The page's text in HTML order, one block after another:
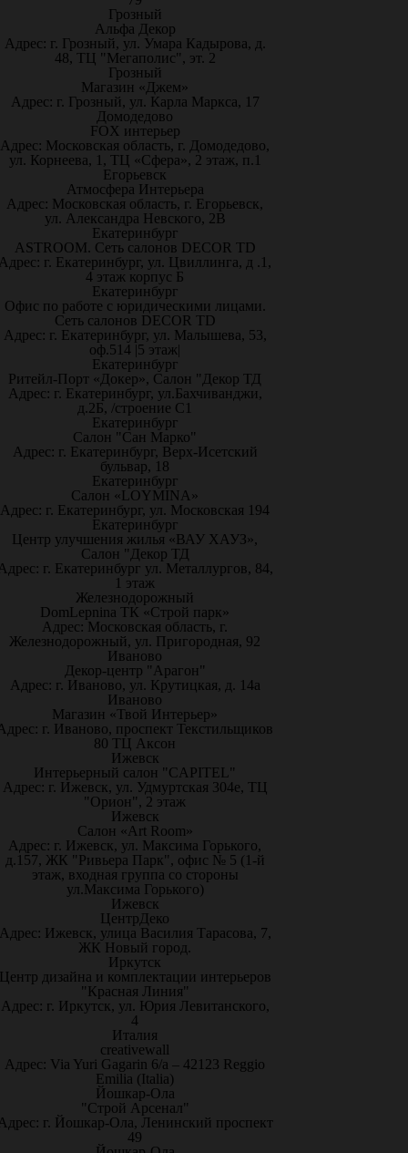
Грозный
Альфа Декор
Адрес: г. Грозный, ул. Умара Кадырова, д.
48, ТЦ "Мегаполис", эт. 2
Грозный
Магазин «Джем»
Адрес: г. Грозный, ул. Карла Маркса, 17
Домодедово
FOX интерьер
Адрес: Московская область, г. Домодедово,
ул. Корнеева, 1, ТЦ «Сфера», 2 этаж, п.1
Егорьевск
Атмосфера Интерьера
Адрес: Московская область, г. Егорьевск,
ул. Александра Невского, 2В
Екатеринбург
ASTROOM. Сеть салонов DECOR TD
г. Екатеринбург, ул. Цвиллинга, д .1,
4 этаж корпус Б
Екатеринбург
Офис по работе с юридическими лицами.
Сеть салонов DECOR TD
Адрес: г. Екатеринбург, ул. Малышева, 53,
оф.514 |5 этаж|
Екатеринбург
Ритейл-Порт «Докер», Салон "Декор ТД
Адрес: г. Екатеринбург, ул.Бахчиванджи,
д.2Б, /строение С1
Екатеринбург
Салон "Сан Марко"
Адрес: г. Екатеринбург, Верх-Исетский
бульвар, 18
Екатеринбург
Салон «LOYMINA»
Адрес: г. Екатеринбург, ул. Московская 194
Екатеринбург
Центр улучшения жилья «ВАУ ХАУЗ»,
Салон "Декор ТД
г. Екатеринбург ул. Металлургов, 84,
1 этаж
Железнодорожный
DomLepnina ТК «Строй парк»
Адрес: Московская область, г.
Железнодорожный, ул. Пригородная, 92
Иваново
Декор-центр "Арагон"
Адрес: г. Иваново, ул. Крутицкая, д. 14а
Иваново
Магазин «Твой Интерьер»
г. Иваново, проспект Текстильщиков
80 ТЦ Аксон
Ижевск
Интерьерный салон "CAPITEL"
Адрес: г. Ижевск, ул. Удмуртская 304е, ТЦ
"Орион", 2 этаж
Ижевск
Салон «Art Room»
Адрес: г. Ижевск, ул. Максима Горького,
д.157, ЖК "Ривьера Парк", офис № 5 (1-й
этаж, входная группа со стороны
ул.Максима Горького)
Ижевск
ЦентрДеко
Ижевск, улица Василия Тарасова, 7,
ЖК Новый город.
Иркутск
дизайна и комплектации интерьеров
"Красная Линия"
Адрес: г. Иркутск, ул. Юрия Левитанского,
4
Италия
creativewall
Адрес: Via Yuri Gagarin 6/a – 42123 Reggio
Emilia (Italia)
Йошкар-Ола
"Строй Арсенал"
г. Йошкар-Ола, Ленинский проспект
49